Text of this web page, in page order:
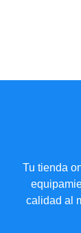
Tu tienda
calidad al